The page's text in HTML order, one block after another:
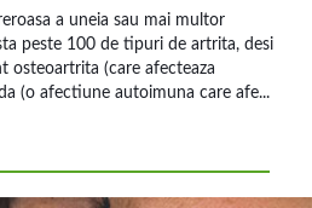
a uneia sau mai multor
peste 100 de tipuri de artrita, desi
osteoartrita (care afecteaza
(o afectiune autoimuna care afe...